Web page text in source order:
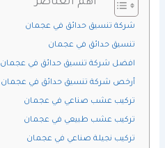
شركة تنسيق حدائق في عجمان
تنسيق حدائق في عجمان
افضل شركة تنسيق حدائق في عجمان
أرخص شركة تنسيق حدائق في عجمان
تركيب عشب صناعي في عجمان
تركيب عشب طبيعي في عجمان
تركيب نجيلة صناعي في عجمان